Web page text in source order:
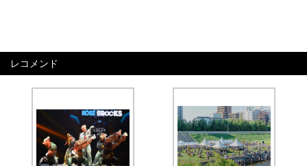
レコメンド